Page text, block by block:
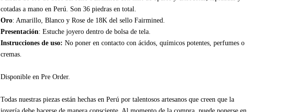
cotadas a mano en Perú. Son 36 piedras en total.
Oro: Amarillo, Blanco y Rose de 18K del sello Fairmined.
Presentación: Estuche joyero dentro de bolsa de tela.
Instrucciones de uso: No poner en contacto con ácidos, químicos potentes, perfumes o
cremas.
Disponible en Pre Order.
Todas nuestras piezas están hechas en Perú por talentosos artesanos que creen que la